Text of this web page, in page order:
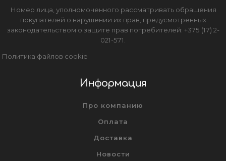
Номер лица, уполномоченного рассматривать обращения
покупателей о нарушении их прав, предусмотренных
законодательством о защите прав потребителей: +375 (17) 2-
021-571.
Политика файлов cookie
Информация
Про компанию
Оплата
Доставка
Новости